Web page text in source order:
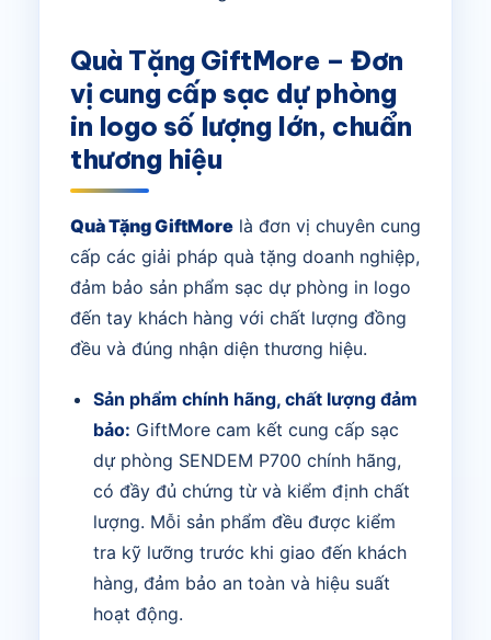
Quà Tặng GiftMore – Đơn
vị cung cấp sạc dự phòng
in logo số lượng lớn, chuẩn
thương hiệu
Quà Tặng GiftMore là đơn vị chuyên cung
cấp các giải pháp quà tặng doanh nghiệp,
đảm bảo sản phẩm sạc dự phòng in logo
đến tay khách hàng với chất lượng đồng
đều và đúng nhận diện thương hiệu.
Sản phẩm chính hãng, chất lượng đảm
bảo: GiftMore cam kết cung cấp sạc
dự phòng SENDEM P700 chính hãng,
có đầy đủ chứng từ và kiểm định chất
lượng. Mỗi sản phẩm đều được kiểm
tra kỹ lưỡng trước khi giao đến khách
hàng, đảm bảo an toàn và hiệu suất
hoạt động.